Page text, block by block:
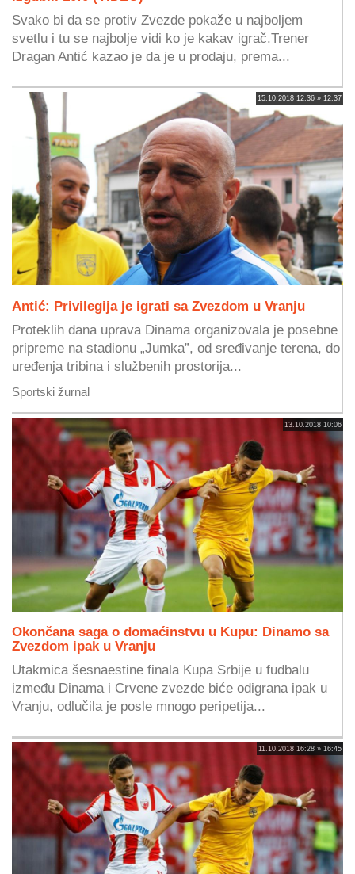
Svako bi da se protiv Zvezde pokaže u najboljem
svetlu i tu se najbolje vidi ko je kakav igrač.Trener
Dragan Antić kazao je da je u prodaju, prema...
15.10.2018 12:36 » 12:37
Antić: Privilegija je igrati sa Zvezdom u Vranju
Proteklih dana uprava Dinama organizovala je posebne
pripreme na stadionu „Jumka”, od sređivanje terena, do
uređenja tribina i službenih prostorija...
Sportski žurnal
13.10.2018 10:06
Okončana saga o domaćinstvu u Kupu: Dinamo sa
Zvezdom ipak u Vranju
Utakmica šesnaestine finala Kupa Srbije u fudbalu
između Dinama i Crvene zvezde biće odigrana ipak u
Vranju, odlučila je posle mnogo peripetija...
11.10.2018 16:28 » 16:45